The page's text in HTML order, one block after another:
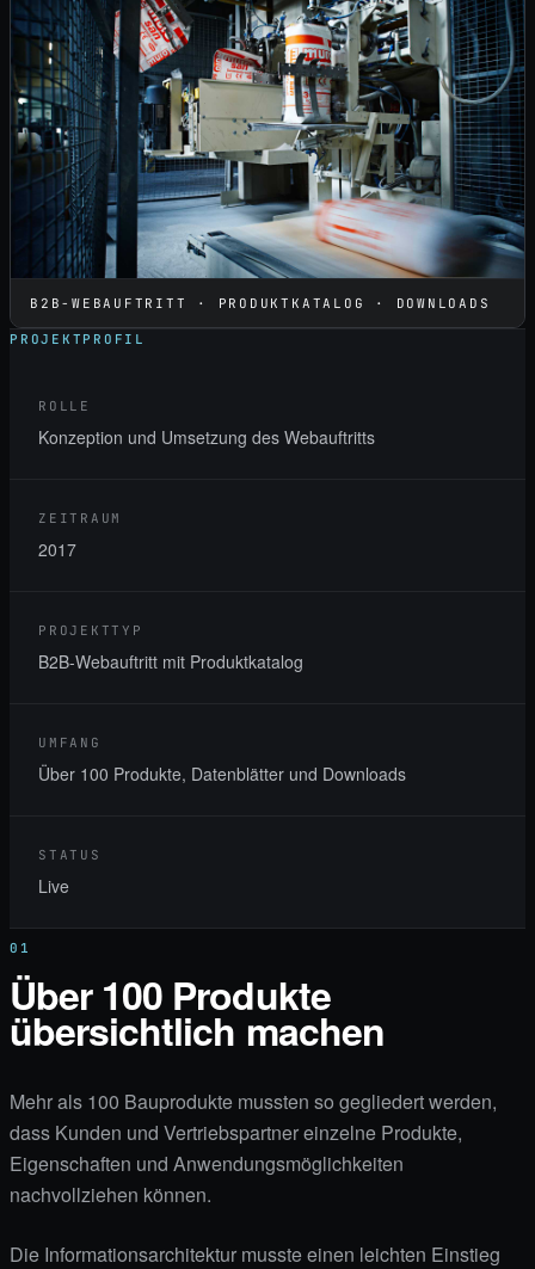
B2B-WEBAUFTRITT · PRODUKTKATALOG · DOWNLOADS
PROJEKTPROFIL
ROLLE
Konzeption und Umsetzung des Webauftritts
ZEITRAUM
2017
PROJEKTTYP
B2B-Webauftritt mit Produktkatalog
UMFANG
Über 100 Produkte, Datenblätter und Downloads
STATUS
Live
01
Über 100 Produkte
übersichtlich machen
Mehr als 100 Bauprodukte mussten so gegliedert werden,
dass Kunden und Vertriebspartner einzelne Produkte,
Eigenschaften und Anwendungsmöglichkeiten
nachvollziehen können.
Die Informationsarchitektur musste einen leichten Einstieg